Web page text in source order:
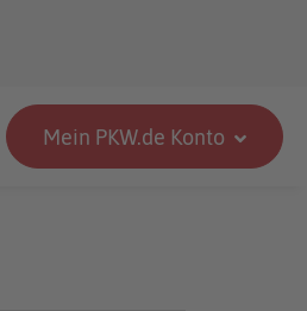
Mein PKW.de Konto